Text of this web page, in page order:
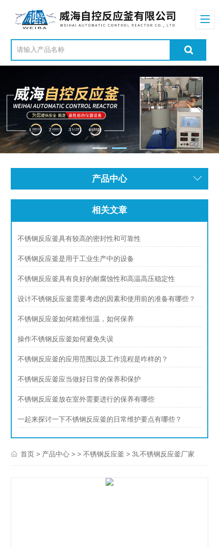
产品中心
相关文章
不锈钢反应釜具有较高的密封性和可靠性
不锈钢反应釜是用于工业生产中的设备
不锈钢反应釜具有良好的耐腐蚀性和高温高压稳定性
设计不锈钢反应釜需要考虑的因素和使用前的准备有哪些？
不锈钢反应釜如何精准恒温，如何保养
操作不锈钢反应釜如何避免失误
不锈钢反应釜的应用范围以及工作流程是咋样的？
不锈钢反应釜应当做好日常的保养和保护
不锈钢反应釜放在室外需要进行的保养有哪些
一起来探讨一下不锈钢反应釜的日常维护要点有哪些？
首页 > 产品中心 > >不锈钢反应釜 > 3L不锈钢反应釜厂家